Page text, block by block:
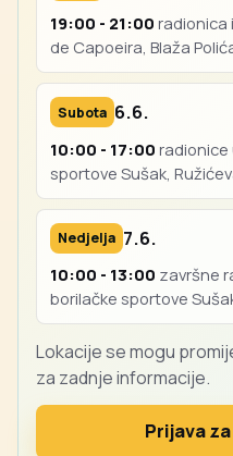
19:00 - 21:00 radionica
de Capoeira, Blaža
Subota 6.6.
10:00 - 17:00 radionice
sportove Sušak,
Nedjelja 7.6.
10:00 - 13:00 završne
borilačke sportove
Lokacije se mogu
za zadnje informacije.
Prijava